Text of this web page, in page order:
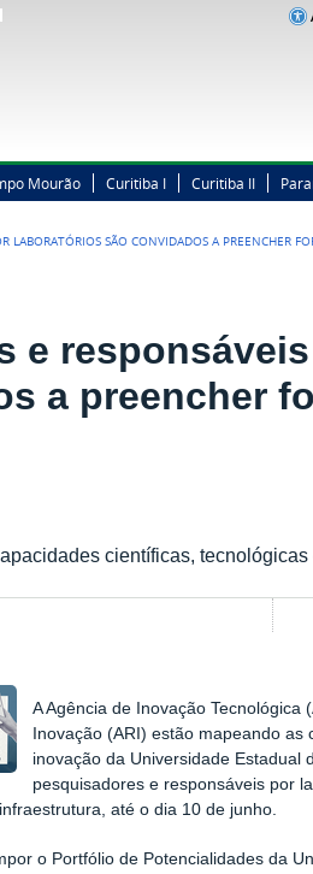
Mourão Curitiba I Curitiba II
LABORATÓRIOS SÃO CONVIDADOS A PREENCHER
e
a preencher
científicas,
A Agência de Inovação Tecnológica
Inovação (ARI) estão mapeando as
inovação da Universidade Estadual
pesquisadores e responsáveis por
até o dia 10 de junho.
o Portfólio de Potencialidades da